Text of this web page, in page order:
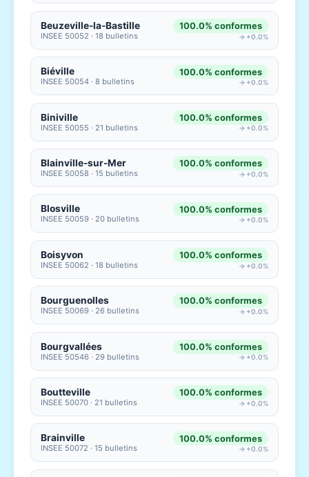
Beuzeville-la-Bastille
INSEE 50052 · 18 bulletins
100.0% conformes
→ +0.0%
Biéville
INSEE 50054 · 8 bulletins
100.0% conformes
→ +0.0%
Biniville
INSEE 50055 · 21 bulletins
100.0% conformes
→ +0.0%
Blainville-sur-Mer
INSEE 50058 · 15 bulletins
100.0% conformes
→ +0.0%
Blosville
INSEE 50059 · 20 bulletins
100.0% conformes
→ +0.0%
Boisyvon
INSEE 50062 · 18 bulletins
100.0% conformes
→ +0.0%
Bourguenolles
INSEE 50069 · 26 bulletins
100.0% conformes
→ +0.0%
Bourgvallées
INSEE 50546 · 29 bulletins
100.0% conformes
→ +0.0%
Boutteville
INSEE 50070 · 21 bulletins
100.0% conformes
→ +0.0%
Brainville
INSEE 50072 · 15 bulletins
100.0% conformes
→ +0.0%